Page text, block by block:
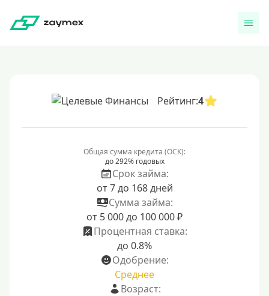
Рейтинг:4
Общая сумма кредита (ОСК):
до 292% годовых
Срок займа:
от 7 до 168 дней
Сумма займа:
от 5 000 до 100 000 ₽
Процентная ставка:
до 0.8%
Одобрение:
Среднее
Возраст: